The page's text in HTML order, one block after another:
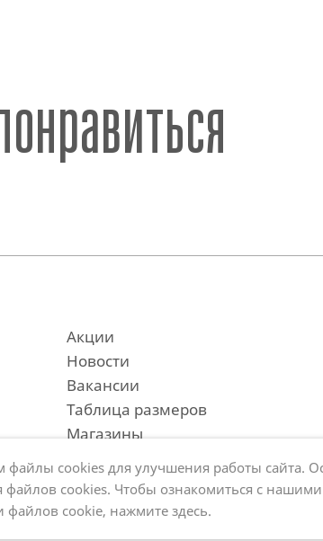
Акции
Новости
Вакансии
Таблица размеров
Магазины
cookies для улучшения работы сайта.
файлов cookies. Чтобы ознакомиться с
файлов cookie, нажмите здесь.